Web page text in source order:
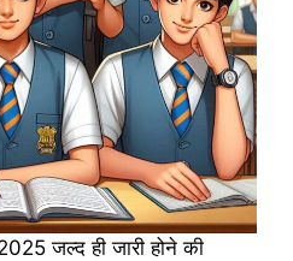
जल्द ही जारी होने की